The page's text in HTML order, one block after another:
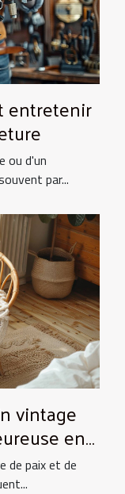
entretenir
ou d'un
par...
vintage
en
de paix et de